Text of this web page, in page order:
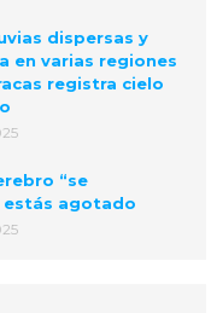
dispersas y
en varias regiones
registra cielo
“se
estás agotado